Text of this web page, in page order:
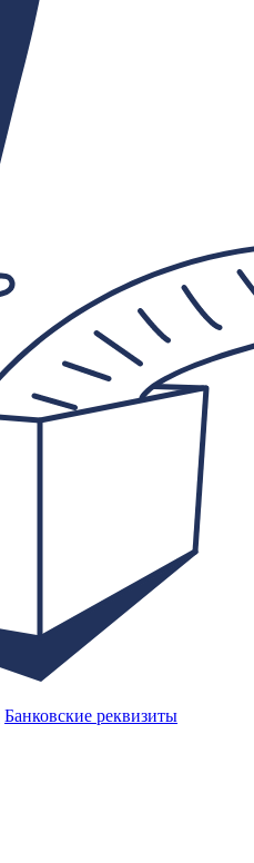
Банковские реквизиты